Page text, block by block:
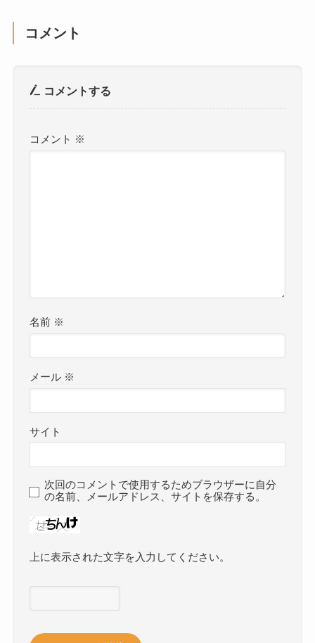
コメント
コメントする
コメント ※
名前 ※
メール ※
サイト
次回のコメントで使用するためブラウザーに自分
の名前、メールアドレス、サイトを保存する。
上に表示された文字を入力してください。